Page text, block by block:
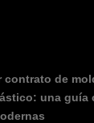
contrato de
una guía